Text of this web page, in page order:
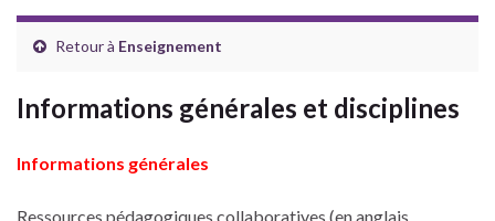
Retour à Enseignement
Informations générales et disciplines
Informations générales
Ressources pédagogiques collaboratives (en anglais